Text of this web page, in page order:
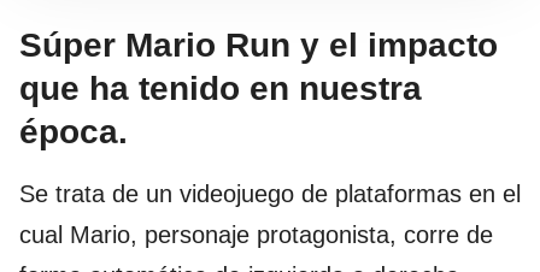
Súper Mario Run y el impacto
que ha tenido en nuestra
época.
Se trata de un videojuego de plataformas en el
cual Mario, personaje protagonista, corre de